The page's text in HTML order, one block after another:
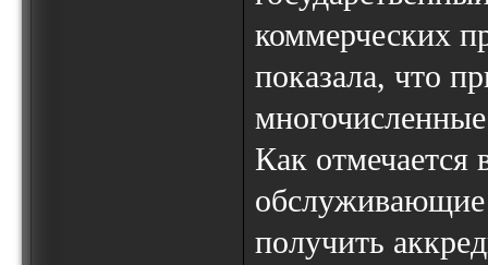
коммерческих
показала, что
Как отмечается
обслуживающие
получить